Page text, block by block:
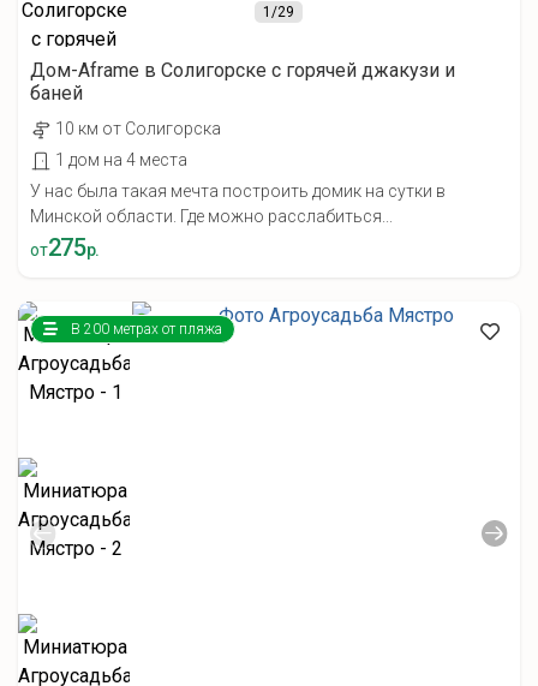
1/29
Дом-Aframe в Солигорске с горячей джакузи и
баней
10 км от Солигорска
1 дом на 4 места
У нас была такая мечта построить домик на сутки в
Минской области. Где можно расслабиться...
от275р.
В 200 метрах от пляжа